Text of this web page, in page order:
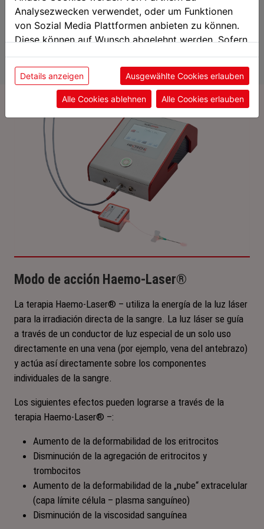
Reducción del riesgo de infecciones
Reducción de hinchazones
Aplicaciones / Indicaciones LLLT
Modo de acción Haemo-Laser®
La terapia Haemo-Laser® – utiliza la energía de la luz láser
para la irradiación directa de la sangre. La luz láser se guía
a través de un conductor de luz especial de un solo uso
directamente en una vena (por ejemplo, vena del antebrazo)
y actúa así directamente sobre los componentes
individuales de la sangre.
Los siguientes efectos pueden lograrse a través de la
terapia Haemo-Laser® –:
Aumento de la deformabilidad de los eritrocitos
Disminución de la agregación de eritrocitos y
trombocitos
Aumento de la deformabilidad de la „nube“ extracelular
(capa límite célula – plasma sanguíneo)
Disminución de la viscosidad sanguínea
Analysezwecken verwendet, oder um Funktionen
von Sozial Media Plattformen anbieten zu können.
Diese können auf Wunsch abgelehnt werden. Sofern
Einwilligung zu unseren Cookies.
Details anzeigen Ausgewählte Cookies erlauben
Alle Cookies ablehnen Alle Cookies erlauben